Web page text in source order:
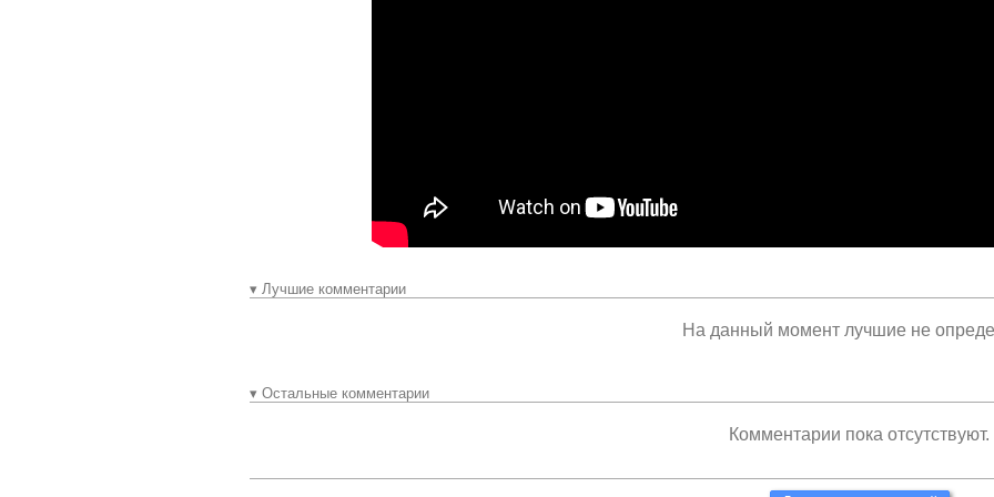
▾ Лучшие комментарии
На данный момент лучшие не
▾ Остальные комментарии
Комментарии пока отсутствуют.